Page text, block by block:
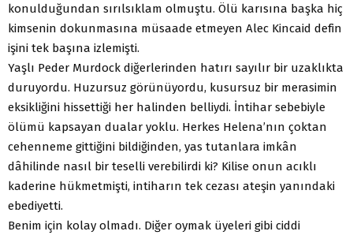
konulduğundan sırılsıklam olmuştu. Ölü karısına başka hiç
kimsenin dokunmasına müsaade etmeyen Alec Kincaid defin
işini tek başına izlemişti.
Yaşlı Peder Murdock diğerlerinden hatırı sayılır bir uzaklıkta
duruyordu. Huzursuz görünüyordu, kusursuz bir merasimin
eksikliğini hissettiği her halinden belliydi. İntihar sebebiyle
ölümü kapsayan dualar yoklu. Herkes Helena’nın çoktan
cehenneme gittiğini bildiğinden, yas tutanlara imkân
dâhilinde nasıl bir teselli verebilirdi ki? Kilise onun acıklı
kaderine hükmetmişti, intiharın tek cezası ateşin yanındaki
ebediyetti.
Benim için kolay olmadı. Diğer oymak üyeleri gibi ciddi